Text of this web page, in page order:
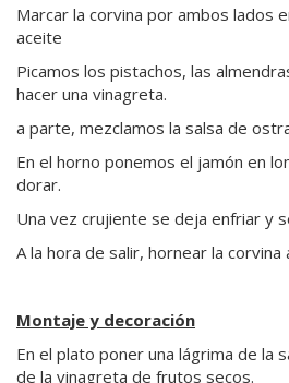
Marcar la corvina por ambos lados
aceite
Picamos los pistachos, las
hacer una vinagreta.
a parte, mezclamos la salsa de
En el horno ponemos el jamón en
dorar.
Una vez crujiente se deja enfriar y
A la hora de salir, hornear la corvina
Montaje y decoración
En el plato poner una lágrima de la
de la vinagreta de frutos secos.